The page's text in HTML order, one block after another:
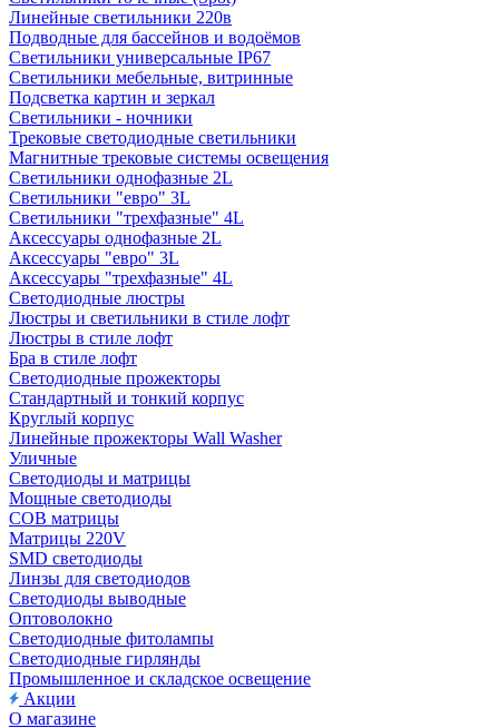
Линейные светильники 220в
Подводные для бассейнов и водоёмов
Светильники универсальные IP67
Светильники мебельные, витринные
Подсветка картин и зеркал
Светильники - ночники
Трековые светодиодные светильники
Магнитные трековые системы освещения
Светильники однофазные 2L
Светильники "евро" 3L
Светильники "трехфазные" 4L
Аксессуары однофазные 2L
Аксессуары "евро" 3L
Аксессуары "трехфазные" 4L
Светодиодные люстры
Люстры и светильники в стиле лофт
Люстры в стиле лофт
Бра в стиле лофт
Светодиодные прожекторы
Стандартный и тонкий корпус
Круглый корпус
Линейные прожекторы Wall Washer
Уличные
Светодиоды и матрицы
Мощные светодиоды
COB матрицы
Матрицы 220V
SMD светодиоды
Линзы для светодиодов
Светодиоды выводные
Оптоволокно
Светодиодные фитолампы
Светодиодные гирлянды
Промышленное и складское освещение
Акции
О магазине